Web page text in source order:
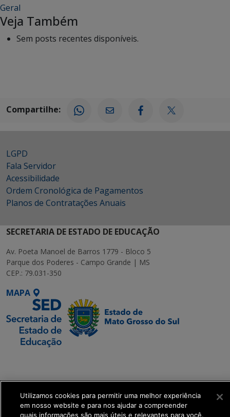
Geral
Veja Também
Sem posts recentes disponíveis.
Compartilhe:
LGPD
Fala Servidor
Acessibilidade
Ordem Cronológica de Pagamentos
Planos de Contratações Anuais
SECRETARIA DE ESTADO DE EDUCAÇÃO
Av. Poeta Manoel de Barros 1779 - Bloco 5
Parque dos Poderes - Campo Grande | MS
CEP.: 79.031-350
MAPA
Transformação Digital
get_footer();
Utilizamos cookies para permitir uma melhor experiência
em nosso website e para nos ajudar a compreender
quais informações são mais úteis e relevantes para você.